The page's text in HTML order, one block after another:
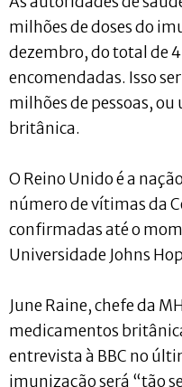
milhões de doses do
dezembro, do total de
encomendadas. Isso
milhões de pessoas,
britânica.
O Reino Unido é a
número de vítimas da
confirmadas até o
Universidade Johns
June Raine, chefe da
medicamentos
entrevista à BBC no
imunização será “tão